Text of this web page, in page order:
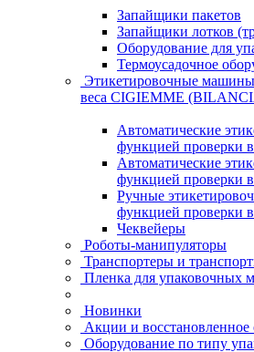
Запайщики пакетов
Запайщики лотков
Оборудование для
Термоусадочное
Этикетировочные
веса CIGIEMME
Автоматические
функцией проверки
Автоматические
функцией проверки
Ручные
функцией проверки
Чеквейеры
Роботы-манипуляторы
Транспортеры и
Пленка для упаковочных
Новинки
Акции и восстановленное
Оборудование по типу